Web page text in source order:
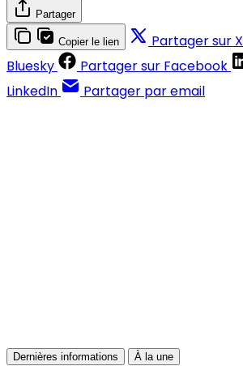
Partager
Copier le lien Partager sur X
Bluesky
Partager sur Facebook
LinkedIn
Partager par email
Dernières informations À la une